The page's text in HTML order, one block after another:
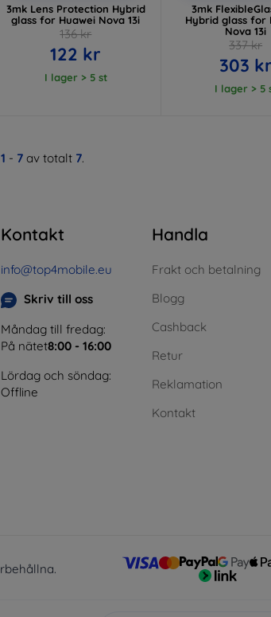
3mk Lens Protection Hybrid
glass for Huawei Nova 13i
136 kr
122 kr
I lager > 5 st
3mk
Hybrid glass for
Nova 13i
337 kr
303 kr
I lager > 5
1 - 7 av totalt 7.
Kontakt
info@top4mobile.eu
Skriv till oss
Måndag till fredag:
På nätet8:00 - 16:00
Lördag och söndag:
Offline
Handla
Frakt och betalning
Blogg
Cashback
Retur
Reklamation
Kontakt